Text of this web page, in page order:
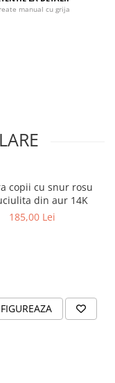
manual cu grija
copii cu snur rosu
din aur 14K
185,00 Lei